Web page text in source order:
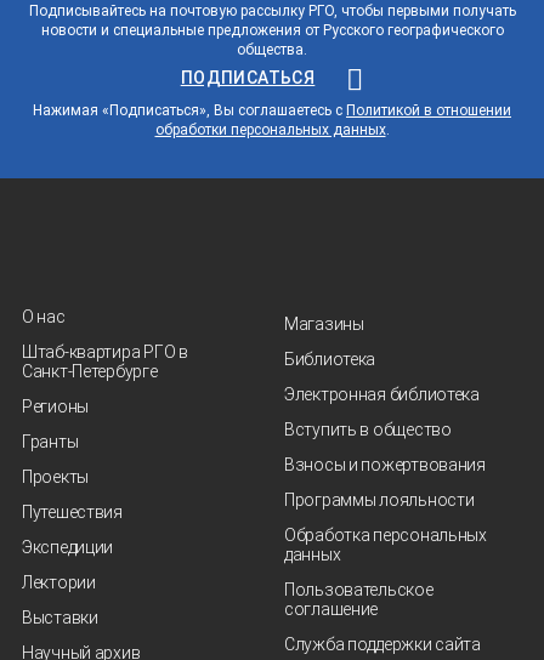
Подписывайтесь на почтовую рассылку РГО, чтобы первыми получать
новости и специальные предложения от Русского географического
общества.
ПОДПИСАТЬСЯ
Нажимая «Подписаться», Вы соглашаетесь с Политикой в отношении
обработки персональных данных.
О нас
Штаб-квартира РГО в
Санкт‑Петербурге
Регионы
Гранты
Проекты
Путешествия
Экспедиции
Лектории
Выставки
Научный архив
Магазины
Библиотека
Электронная библиотека
Вступить в общество
Взносы и пожертвования
Программы лояльности
Обработка персональных
данных
Пользовательское
соглашение
Служба поддержки сайта